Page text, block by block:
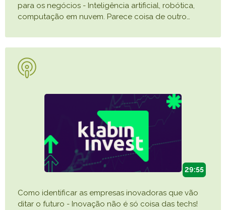
para os negócios - Inteligência artificial, robótica,
computação em nuvem. Parece coisa de outro
29:55
Como identificar as empresas inovadoras que vão
ditar o futuro - Inovação não é só coisa das techs!